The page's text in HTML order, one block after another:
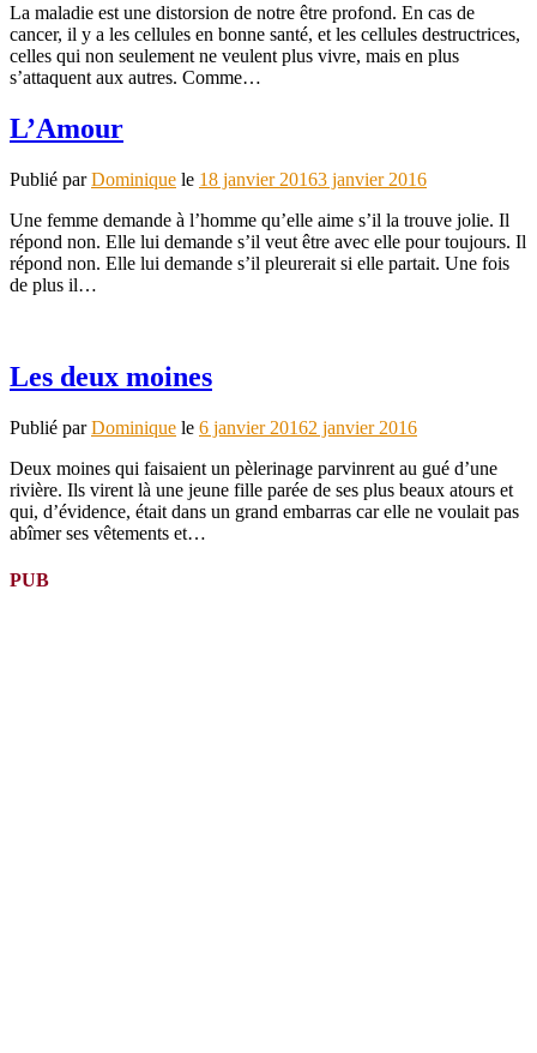
La maladie est une distorsion de notre être profond. En cas de
cancer, il y a les cellules en bonne santé, et les cellules destructrices,
celles qui non seulement ne veulent plus vivre, mais en plus
s’attaquent aux autres. Comme…
L’Amour
Publié parDominique le 18 janvier 20163 janvier 2016
Une femme demande à l’homme qu’elle aime s’il la trouve jolie. Il
répond non. Elle lui demande s’il veut être avec elle pour toujours. Il
répond non. Elle lui demande s’il pleurerait si elle partait. Une fois
de plus il…
Les deux moines
Publié parDominique le 6 janvier 20162 janvier 2016
Deux moines qui faisaient un pèlerinage parvinrent au gué d’une
rivière. Ils virent là une jeune fille parée de ses plus beaux atours et
qui, d’évidence, était dans un grand embarras car elle ne voulait pas
abîmer ses vêtements et…
PUB